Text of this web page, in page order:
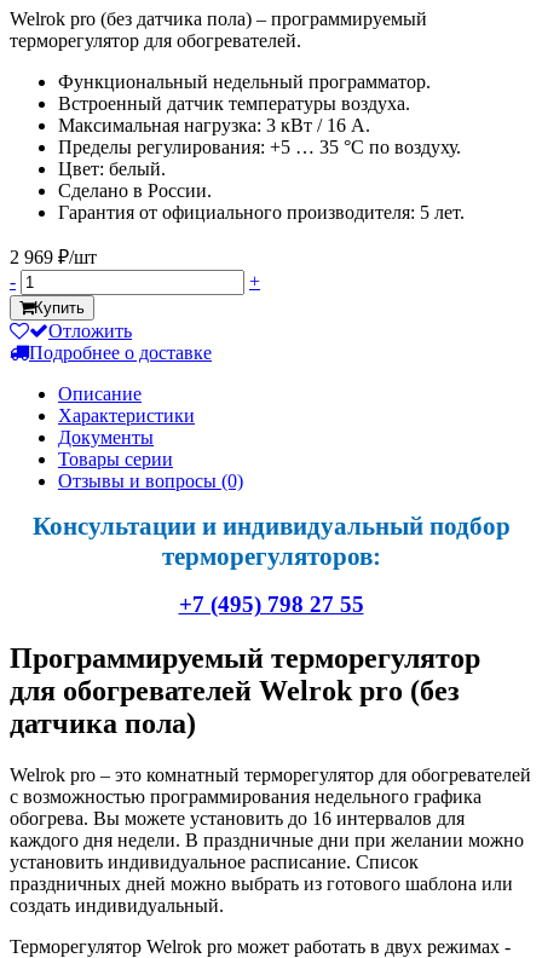
Welrok pro (без датчика пола) – программируемый
терморегулятор для обогревателей.
Функциональный недельный программатор.
Встроенный датчик температуры воздуха.
Максимальная нагрузка: 3 кВт / 16 А.
Пределы регулирования: +5 … 35 °С по воздуху.
Цвет: белый.
Сделано в России.
Гарантия от официального производителя: 5 лет.
2 969 ₽/шт
-
+
Купить
Отложить
Подробнее о доставке
Описание
Характеристики
Документы
Товары серии
Отзывы и вопросы (0)
Консультации и индивидуальный подбор
терморегуляторов:
+7 (495) 798 27 55
Программируемый терморегулятор
для обогревателей Welrok pro (без
датчика пола)
Welrok pro – это комнатный терморегулятор для обогревателей
с возможностью программирования недельного графика
обогрева. Вы можете установить до 16 интервалов для
каждого дня недели. В праздничные дни при желании можно
установить индивидуальное расписание. Список
праздничных дней можно выбрать из готового шаблона или
создать индивидуальный.
Терморегулятор Welrok pro может работать в двух режимах -